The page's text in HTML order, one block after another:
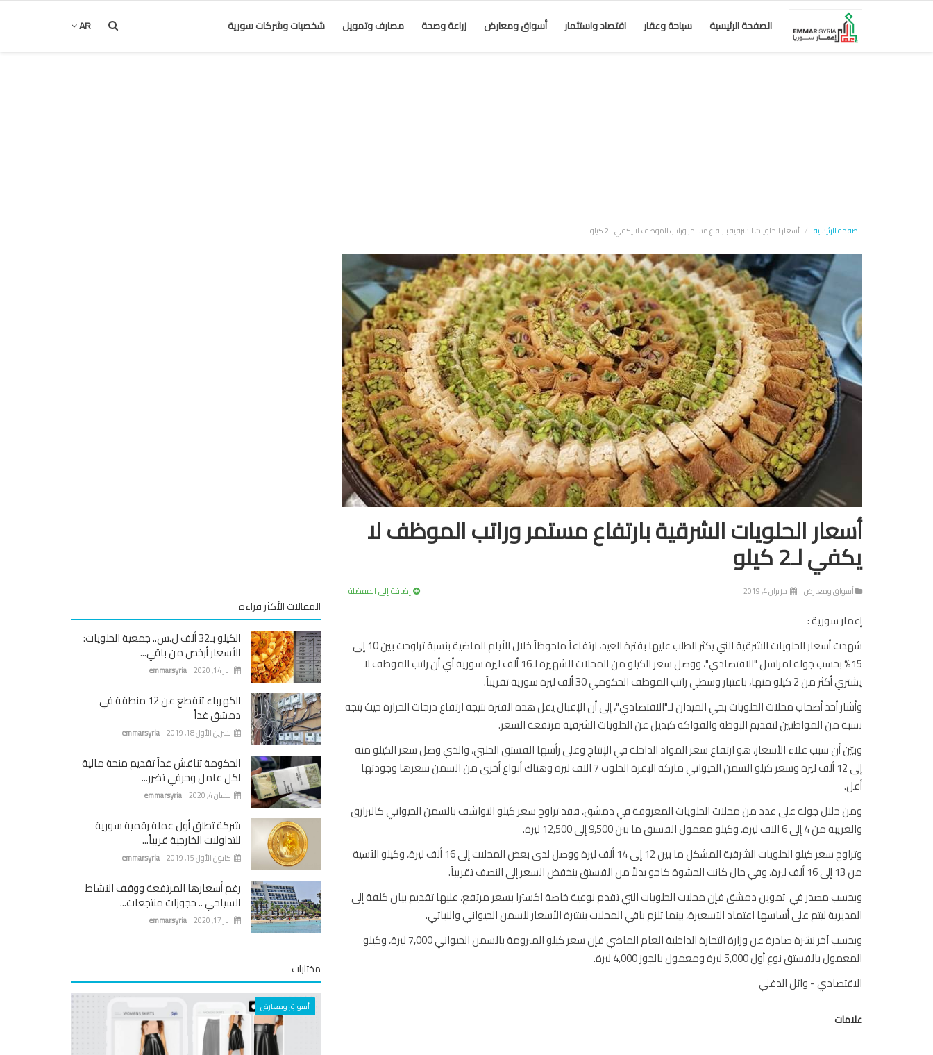
الصفحة الرئيسية سياحة وعقار اقتصاد واستثمار أسواق ومعارض زراعة وصحة مصارف وتمويل شخصيات وشركات سورية AR
الصفحة الرئيسية أسعار الحلويات الشرقية بارتفاع مستمر وراتب الموظف لا يكفي لـ2 كيلو
أسعار الحلويات الشرقية بارتفاع مستمر وراتب الموظف لا
يكفي لـ2 كيلو
أسواق ومعارض حزيران 4, 2019 إضافة إلى المفضلة
إعمار سورية :
شهدت أسعار الحلويات الشرقية التي يكثر الطلب عليها بفترة العيد، ارتفاعاً ملحوظاً خلال الأيام الماضية بنسبة تراوحت بين 10 إلى
15% بحسب جولة لمراسل "الاقتصادي"، ووصل سعر الكيلو من المحلات الشهيرة لـ16 ألف ليرة سورية أي أن راتب الموظف لا
يشتري أكثر من 2 كيلو منها، باعتبار وسطي راتب الموظف الحكومي 30 ألف ليرة سورية تقريباً.
وأشار أحد أصحاب محلات الحلويات بحي الميدان لـ"الاقتصادي"، إلى أن الإقبال يقل هذه الفترة نتيجة ارتفاع درجات الحرارة حيث يتجه
نسبة من المواطنين لتقديم البوظة والفواكه كبديل عن الحلويات الشرقية مرتفعة السعر.
وبيّن أن سبب غلاء الأسعار، هو ارتفاع سعر المواد الداخلة في الإنتاج وعلى رأسها الفستق الحلبي، والذي وصل سعر الكيلو منه
إلى 12 ألف ليرة وسعر كيلو السمن الحيواني ماركة البقرة الحلوب 7 آلاف ليرة وهناك أنواع أخرى من السمن سعرها وجودتها
أقل.
ومن خلال جولة على عدد من محلات الحلويات المعروفة في دمشق، فقد تراوح سعر كيلو النواشف بالسمن الحيواني كالبرازق
والغريبة من 4 إلى 6 آلاف ليرة، وكيلو معمول الفستق ما بين 9,500 إلى 12,500 ليرة.
وتراوح سعر كيلو الحلويات الشرقية المشكل ما بين 12 إلى 14 ألف ليرة ووصل لدى بعض المحلات إلى 16 ألف ليرة، وكيلو الآسية
من 13 إلى 16 ألف ليرة، وفي حال كانت الحشوة كاجو بدلاً من الفستق ينخفض السعر إلى النصف تقريباً.
وبحسب مصدر في تموين دمشق فإن محلات الحلويات التي تقدم نوعية خاصة اكسترا بسعر مرتفع، عليها تقديم بيان كلفة إلى
المديرية ليتم على أساسها اعتماد التسعيرة، بينما تلزم باقي المحلات بنشرة الأسعار للسمن الحيواني والنباتي.
وبحسب آخر نشرة صادرة عن وزارة التجارة الداخلية العام الماضي فإن سعر كيلو المبرومة بالسمن الحيواني 7,000 ليرة، وكيلو
المعمول بالفستق نوع أول 5,000 ليرة ومعمول بالجوز 4,000 ليرة.
الاقتصادي - وائل الدغلي
علامات
المقالات الأكثر قراءة
الكيلو بـ32 ألف ل.س.. جمعية الحلويات:
الأسعار أرخص من باقي...
emmarsyria ايار 14, 2020
الكهرباء تنقطع عن 12 منطقة في
دمشق غداً
emmarsyria تشرين الأول 18, 2019
الحكومة تناقش غداً تقديم منحة مالية
لكل عامل وحرفي تضرر...
emmarsyria نيسان 4, 2020
شركة تطلق أول عملة رقمية سورية
للتداولات الخارجية قريباً...
emmarsyria كانون الأول 15, 2019
رغم أسعارها المرتفعة ووقف النشاط
السياحي .. حجوزات منتجعات...
emmarsyria ايار 17, 2020
مختارات
أسواق ومعارض